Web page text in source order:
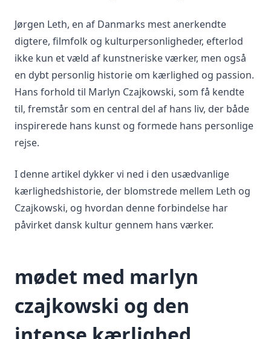
Jørgen Leth, en af Danmarks mest anerkendte
digtere, filmfolk og kulturpersonligheder, efterlod
ikke kun et væld af kunstneriske værker, men også
en dybt personlig historie om kærlighed og passion.
Hans forhold til Marlyn Czajkowski, som få kendte
til, fremstår som en central del af hans liv, der både
inspirerede hans kunst og formede hans personlige
rejse.
I denne artikel dykker vi ned i den usædvanlige
kærlighedshistorie, der blomstrede mellem Leth og
Czajkowski, og hvordan denne forbindelse har
påvirket dansk kultur gennem hans værker.
mødet med marlyn
czajkowski og den